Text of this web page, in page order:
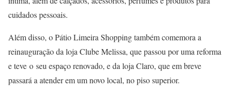
cuidados pessoais.
Além disso, o Pátio Limeira Shopping também comemora a
reinauguração da loja Clube Melissa, que passou por uma reforma
e teve o seu espaço renovado, e da loja Claro, que em breve
passará a atender em um novo local, no piso superior.